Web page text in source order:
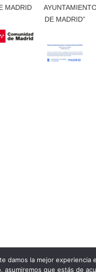
MADRID
DE MADRID”
damos la mejor experiencia
asumiremos que estás de